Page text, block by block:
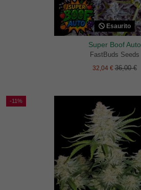
Esaurito
Super Boof Auto
FastBuds Seeds
32,04 €36,00 €
-11%